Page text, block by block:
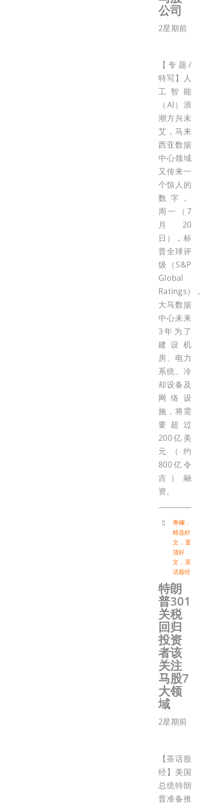
公司
2星期前
【专题/
特写】人
工智能
（AI）浪
潮方兴未
艾，马来
西亚数据
中心领域
又传来一
个惊人的
数字。
周一（7
月20
日），标
普全球评
级（S&P
Global
Ratings），
大马数据
中心未来
3年为了
建设机
房、电力
系统、冷
却设备及
网络设
施，将需
要超过
200亿美
元（约
800亿令
吉）融
资。
專欄 ，
精选好
文 ， 置
顶好
文 ， 茶
话股经
特朗
普301
关税
回归
投资
者该
关注
马股7
大领
域
2星期前
【茶话股
经】美国
总统特朗
普准备推